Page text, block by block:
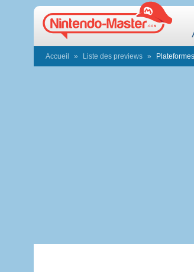
Accueil Liste des previews Plateformes